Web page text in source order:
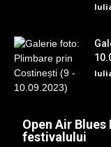
Open Air
festivalului